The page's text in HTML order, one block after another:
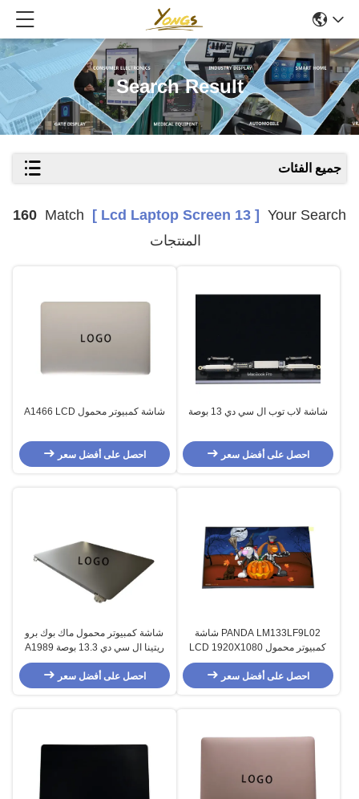
Search Result
جميع الفئات
Your Search
[ 13 Lcd Laptop Screen ]
160
المنتجات
شاشة لاب توب ال سي دي 13 بوصة
احصل على أفضل سعر
شاشة كمبيوتر محمول A1466 LCD
احصل على أفضل سعر
PANDA LM133LF9L02 شاشة
كمبيوتر محمول LCD 1920X1080
شاشة 13.3 بوصة TFT LCD
احصل على أفضل سعر
شاشة كمبيوتر محمول ماك بوك برو
ريتينا ال سي دي 13.3 بوصة A1989
احصل على أفضل سعر